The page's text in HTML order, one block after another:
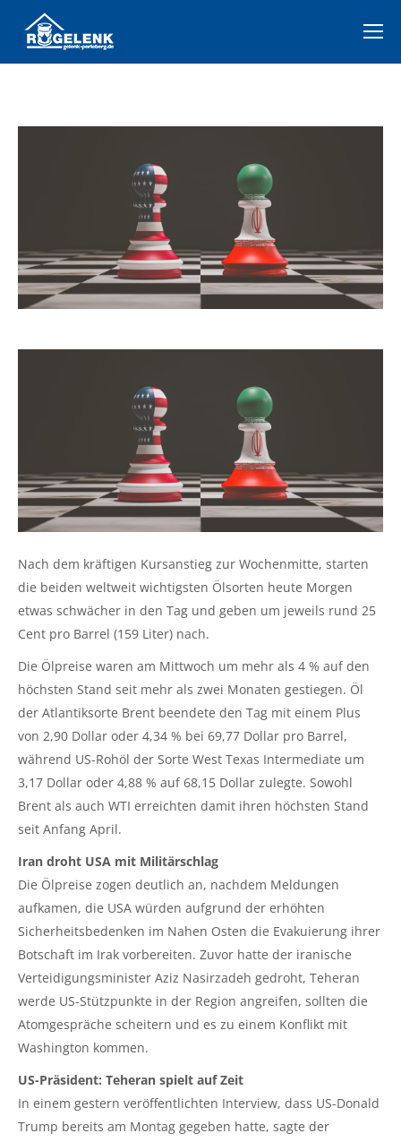
Nach dem kräftigen Kursanstieg zur Wochenmitte, starten
die beiden weltweit wichtigsten Ölsorten heute Morgen
etwas schwächer in den Tag und geben um jeweils rund 25
Cent pro Barrel (159 Liter) nach.
Die Ölpreise waren am Mittwoch um mehr als 4 % auf den
höchsten Stand seit mehr als zwei Monaten gestiegen. Öl
der Atlantiksorte Brent beendete den Tag mit einem Plus
von 2,90 Dollar oder 4,34 % bei 69,77 Dollar pro Barrel,
während US-Rohöl der Sorte West Texas Intermediate um
3,17 Dollar oder 4,88 % auf 68,15 Dollar zulegte. Sowohl
Brent als auch WTI erreichten damit ihren höchsten Stand
seit Anfang April.
Iran droht USA mit Militärschlag
Die Ölpreise zogen deutlich an, nachdem Meldungen
aufkamen, die USA würden aufgrund der erhöhten
Sicherheitsbedenken im Nahen Osten die Evakuierung ihrer
Botschaft im Irak vorbereiten. Zuvor hatte der iranische
Verteidigungsminister Aziz Nasirzadeh gedroht, Teheran
werde US-Stützpunkte in der Region angreifen, sollten die
Atomgespräche scheitern und es zu einem Konflikt mit
Washington kommen.
US-Präsident: Teheran spielt auf Zeit
In einem gestern veröffentlichten Interview, dass US-Donald
Trump bereits am Montag gegeben hatte, sagte der